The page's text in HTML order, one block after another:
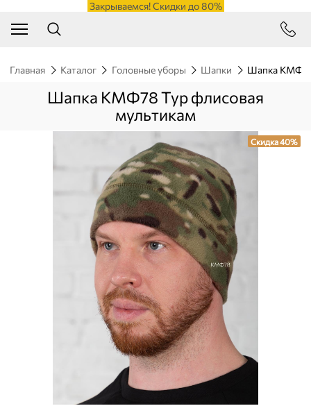
Закрываемся! Скидки до 80%
Главная Каталог Головные уборы Шапки Шапка КМФ78
Шапка КМФ78 Тур флисовая
мультикам
Скидка 40%